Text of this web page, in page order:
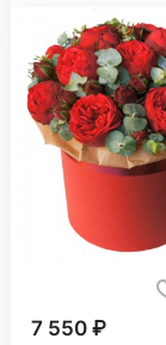
7 550 ₽